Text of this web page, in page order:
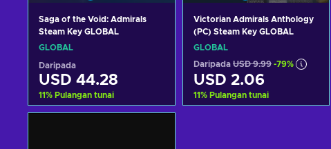
Saga of the Void: Admirals
Steam Key GLOBAL
GLOBAL
Daripada
USD 44.28
11% Pulangan tunai
Victorian Admirals Anthology
(PC) Steam Key GLOBAL
GLOBAL
Daripada USD 9.99 -79%
USD 2.06
11% Pulangan tunai